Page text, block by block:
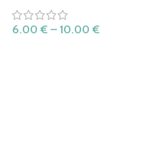
6.00€ – 10.00€